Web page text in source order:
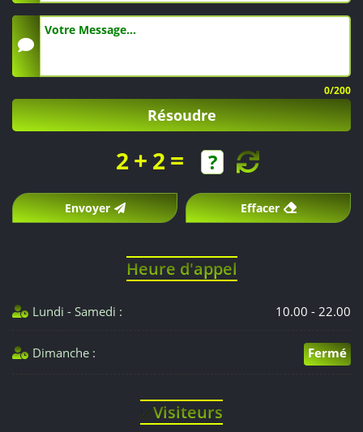
0/200
Résoudre
2 + 2 =
Envoyer Effacer
Heure d'appel
Lundi - Samedi : 10.00 - 22.00
Dimanche : Fermé
📈Visiteurs